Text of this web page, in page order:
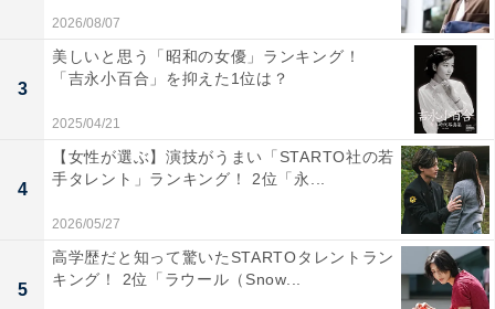
2026/08/07
3
美しいと思う「昭和の女優」ランキング！
「吉永小百合」を抑えた1位は？
2025/04/21
4
【女性が選ぶ】演技がうまい「STARTO社の若
手タレント」ランキング！ 2位「永...
2026/05/27
5
高学歴だと知って驚いたSTARTOタレントラン
キング！ 2位「ラウール（Snow...